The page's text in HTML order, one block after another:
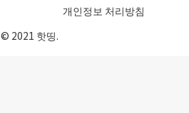
개인정보 처리방침
© 2021 핫띵.